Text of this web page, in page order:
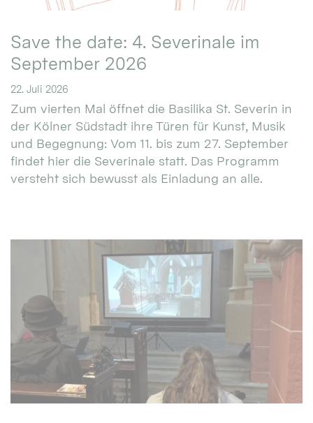
Save the date: 4. Severinale im
September 2026
22. Juli 2026
Zum vierten Mal öffnet die Basilika St. Severin in
der Kölner Südstadt ihre Türen für Kunst, Musik
und Begegnung: Vom 11. bis zum 27. September
findet hier die Severinale statt. Das Programm
versteht sich bewusst als Einladung an alle.